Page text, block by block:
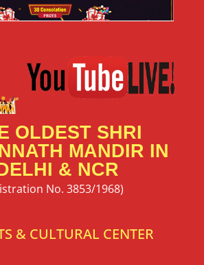
OLDEST SHRI
MANDIR IN
& NCR
No. 3853/1968)
& CULTURAL CENTER